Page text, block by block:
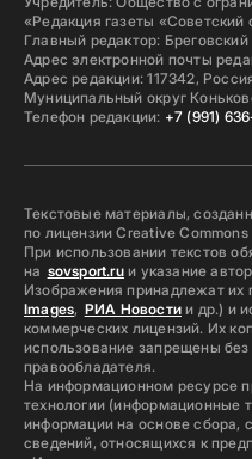
«Редакция газеты
Главный редактор:
Адрес электронной почты
Адрес редакции: 117342,
Муниципальный округ
Телефон редакции: +7 (991)
Текстовые материалы,
по лицензии Creative
При использовании текстов
на sovsport.ruи указание
Изображения принадлежат их
Images, РИА Новостии др.) и
коммерческих лицензий. Их
использование запрещены
правообладателя.
На информационном ресурсе
технологии (информационные
информации на основе сбора,
сведений, относящихся к